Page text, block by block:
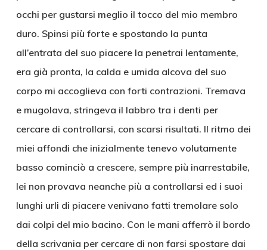
occhi per gustarsi meglio il tocco del mio membro
duro. Spinsi più forte e spostando la punta
all’entrata del suo piacere la penetrai lentamente,
era già pronta, la calda e umida alcova del suo
corpo mi accoglieva con forti contrazioni. Tremava
e mugolava, stringeva il labbro tra i denti per
cercare di controllarsi, con scarsi risultati. Il ritmo dei
miei affondi che inizialmente tenevo volutamente
basso cominciò a crescere, sempre più inarrestabile,
lei non provava neanche più a controllarsi ed i suoi
lunghi urli di piacere venivano fatti tremolare solo
dai colpi del mio bacino. Con le mani afferrò il bordo
della scrivania per cercare di non farsi spostare dai